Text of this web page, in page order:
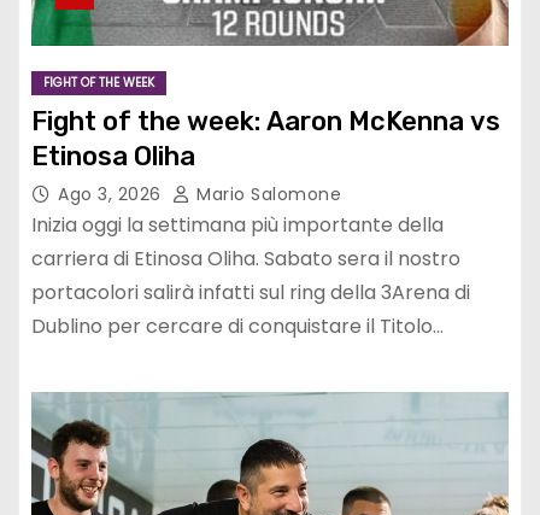
FIGHT OF THE WEEK
Fight of the week: Aaron McKenna vs
Etinosa Oliha
Ago 3, 2026 Mario Salomone
Inizia oggi la settimana più importante della
carriera di Etinosa Oliha. Sabato sera il nostro
portacolori salirà infatti sul ring della 3Arena di
Dublino per cercare di conquistare il Titolo…